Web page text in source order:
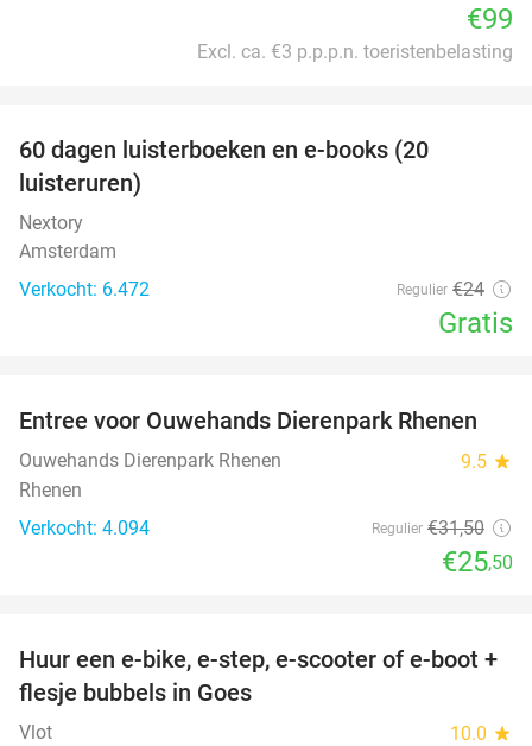
€99
Excl. ca. €3 p.p.p.n. toeristenbelasting
60 dagen luisterboeken en e-books (20
luisteruren)
Nextory
Amsterdam
Verkocht: 6.472
Regulier €24
Gratis
19%
Entree voor Ouwehands Dierenpark Rhenen
Ouwehands Dierenpark Rhenen 9.5 star
Rhenen
Verkocht: 4.094
Regulier €31,50
€25,50
39%
Huur een e-bike, e-step, e-scooter of e-boot +
flesje bubbels in Goes
Vlot 10.0 star